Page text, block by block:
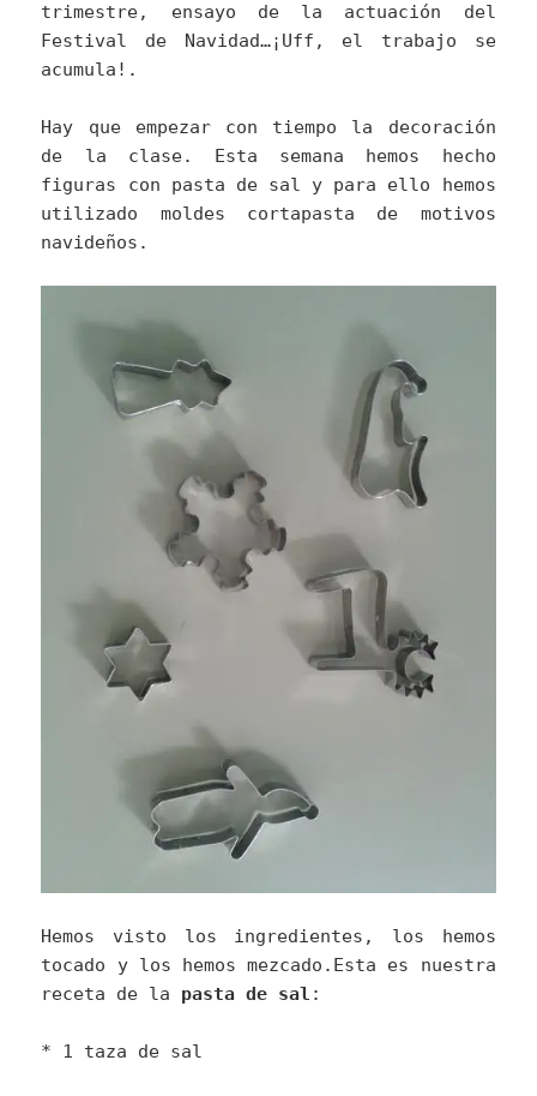
trimestre, ensayo de la actuación del
Festival de Navidad…¡Uff, el trabajo se
acumula!.
Hay que empezar con tiempo la decoración
de la clase. Esta semana hemos hecho
figuras con pasta de sal y para ello hemos
utilizado moldes cortapasta de motivos
navideños.
Hemos visto los ingredientes, los hemos
tocado y los hemos mezcado.Esta es nuestra
receta de la pasta de sal :
* 1 taza de sal